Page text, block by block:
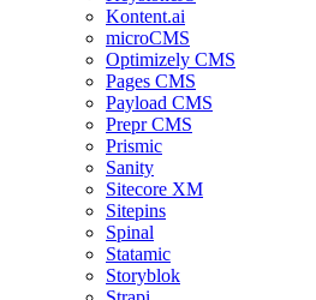
Kontent.ai
microCMS
Optimizely CMS
Pages CMS
Payload CMS
Prepr CMS
Prismic
Sanity
Sitecore XM
Sitepins
Spinal
Statamic
Storyblok